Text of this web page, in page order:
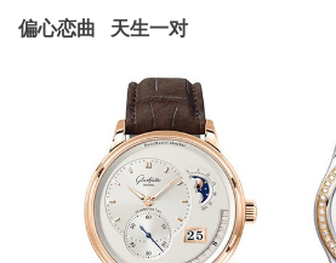
偏心恋曲 天生一对